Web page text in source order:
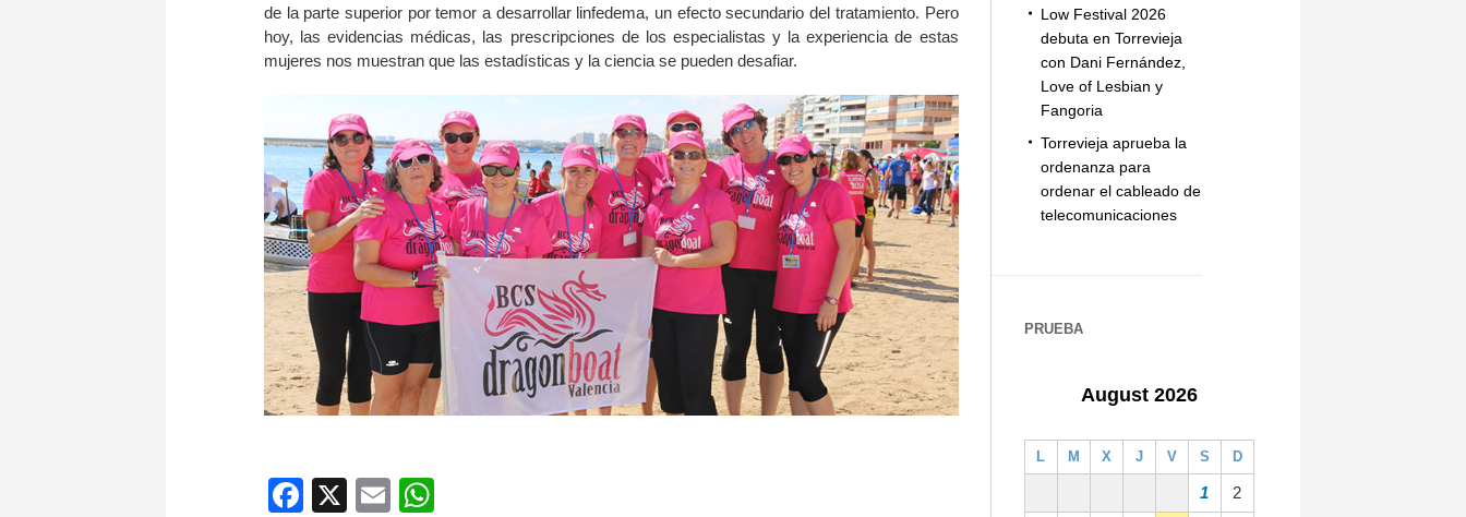
de la parte superior por temor a desarrollar linfedema, un efecto secundario del tratamiento. Pero
hoy, las evidencias médicas, las prescripciones de los especialistas y la experiencia de estas
mujeres nos muestran que las estadísticas y la ciencia se pueden desafiar.
Facebook
X Email
Low Festival 2026
debuta en Torrevieja
con Dani Fernández,
Love of Lesbian y
Fangoria
Torrevieja aprueba la
ordenanza para
ordenar el cableado de
telecomunicaciones
PRUEBA
August 2026
L M X J V S D
1 2